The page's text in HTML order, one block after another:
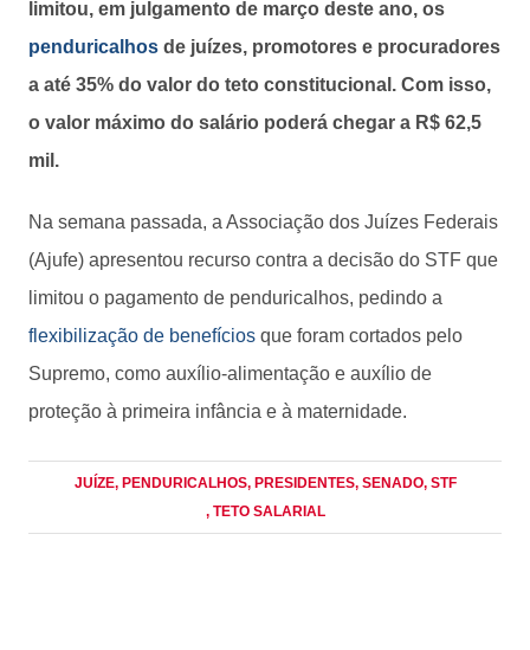
limitou, em julgamento de março deste ano, os
penduricalhos de juízes, promotores e procuradores
a até 35% do valor do teto constitucional. Com isso,
o valor máximo do salário poderá chegar a R$ 62,5
mil.
Na semana passada, a Associação dos Juízes Federais
(Ajufe) apresentou recurso contra a decisão do STF que
limitou o pagamento de penduricalhos, pedindo a
flexibilização de benefícios que foram cortados pelo
Supremo, como auxílio-alimentação e auxílio de
proteção à primeira infância e à maternidade.
JUÍZE, PENDURICALHOS, PRESIDENTES, SENADO, STF
, TETO SALARIAL